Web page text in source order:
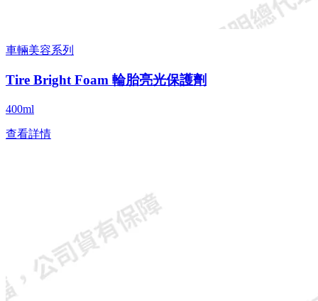
車輛美容系列
Tire Bright Foam 輪胎亮光保護劑
400ml
查看詳情